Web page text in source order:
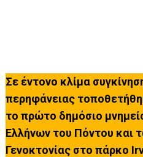
Σε έντονο κλίμα
περηφάνειας
το πρώτο δημόσιο
Ελλήνων του Πόντου και
Γενοκτονίας στο πάρκο